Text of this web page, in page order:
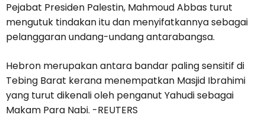
Pejabat Presiden Palestin, Mahmoud Abbas turut
mengutuk tindakan itu dan menyifatkannya sebagai
pelanggaran undang-undang antarabangsa.
Hebron merupakan antara bandar paling sensitif di
Tebing Barat kerana menempatkan Masjid Ibrahimi
yang turut dikenali oleh penganut Yahudi sebagai
Makam Para Nabi. -REUTERS